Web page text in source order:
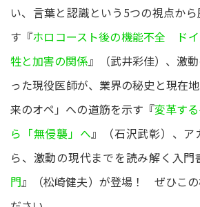
い、言葉と認識という5つの視点か
す『ホロコースト後の機能不全 ド
牲と加害の関係』（武井彩佳）、激
った現役医師が、業界の秘史と現在
来のオペ」への道筋を示す『変革す
ら「無侵襲」へ』（石沢武彰）、
ら、激動の現代までを読み解く入門
門』（松崎健夫）が登場！ ぜひこの